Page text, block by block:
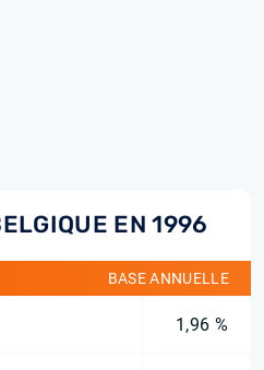
EN 1996
BASE ANNUELLE
1,96 %